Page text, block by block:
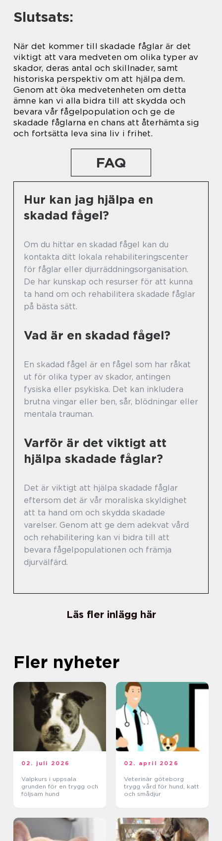
Slutsats:
När det kommer till skadade fåglar är det
viktigt att vara medveten om olika typer av
skador, deras antal och skillnader, samt
historiska perspektiv om att hjälpa dem.
Genom att öka medvetenheten om detta
ämne kan vi alla bidra till att skydda och
bevara vår fågelpopulation och ge de
skadade fåglarna en chans att återhämta sig
och fortsätta leva sina liv i frihet.
FAQ
Hur kan jag hjälpa en
skadad fågel?
Om du hittar en skadad fågel kan du
kontakta ditt lokala rehabiliteringscenter
för fåglar eller djurräddningsorganisation.
De har kunskap och resurser för att kunna
ta hand om och rehabilitera skadade fåglar
på bästa sätt.
Vad är en skadad fågel?
En skadad fågel är en fågel som har råkat
ut för olika typer av skador, antingen
fysiska eller psykiska. Det kan inkludera
brutna vingar eller ben, sår, blödningar eller
mentala trauman.
Varför är det viktigt att
hjälpa skadade fåglar?
Det är viktigt att hjälpa skadade fåglar
eftersom det är vår moraliska skyldighet
att ta hand om och skydda skadade
varelser. Genom att ge dem adekvat vård
och rehabilitering kan vi bidra till att
bevara fågelpopulationen och främja
djurvälfärd.
Läs fler inlägg här
Fler nyheter
02. juli 2026
Valpkurs i uppsala
grunden för en trygg och
följsam hund
02. april 2026
Veterinär göteborg
trygg vård för hund, katt
och smådjur